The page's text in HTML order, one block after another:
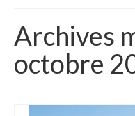
Archives
octobre